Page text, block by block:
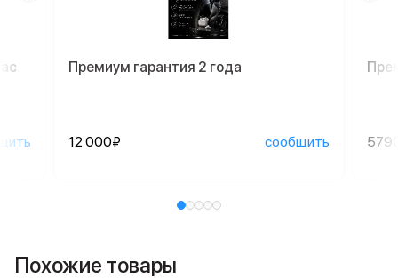
Премиум гарантия 2 года
12 000₽ сообщить
Похожие товары